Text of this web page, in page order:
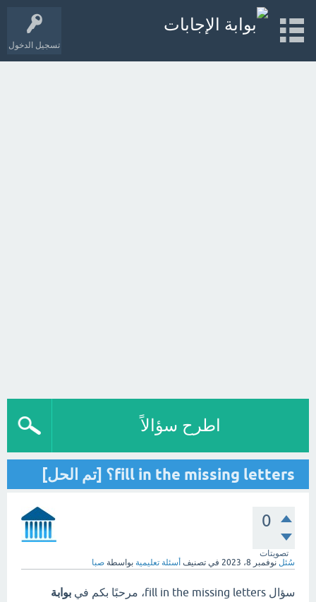
تسجيل الدخول
اطرح سؤالاً
fill in the missing letters؟ [تم الحل]
0
تصويتات
سُئل نوفمبر 8، 2023 في تصنيف أسئلة تعليمية بواسطة صبا
سؤال fill in the missing letters، مرحبًا بكم في
بوابة